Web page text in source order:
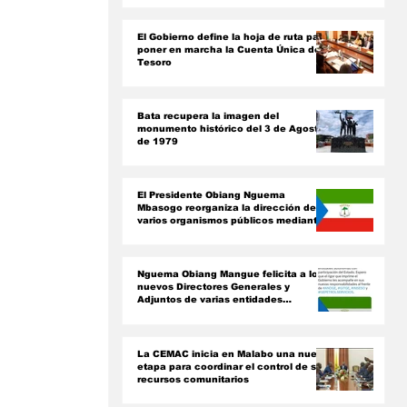
El Gobierno define la hoja de ruta para
poner en marcha la Cuenta Única del
Tesoro
Bata recupera la imagen del
monumento histórico del 3 de Agosto
de 1979
El Presidente Obiang Nguema
Mbasogo reorganiza la dirección de
varios organismos públicos mediante
Nguema Obiang Mangue felicita a los
nuevos Directores Generales y
Adjuntos de varias entidades
La CEMAC inicia en Malabo una nueva
etapa para coordinar el control de sus
recursos comunitarios